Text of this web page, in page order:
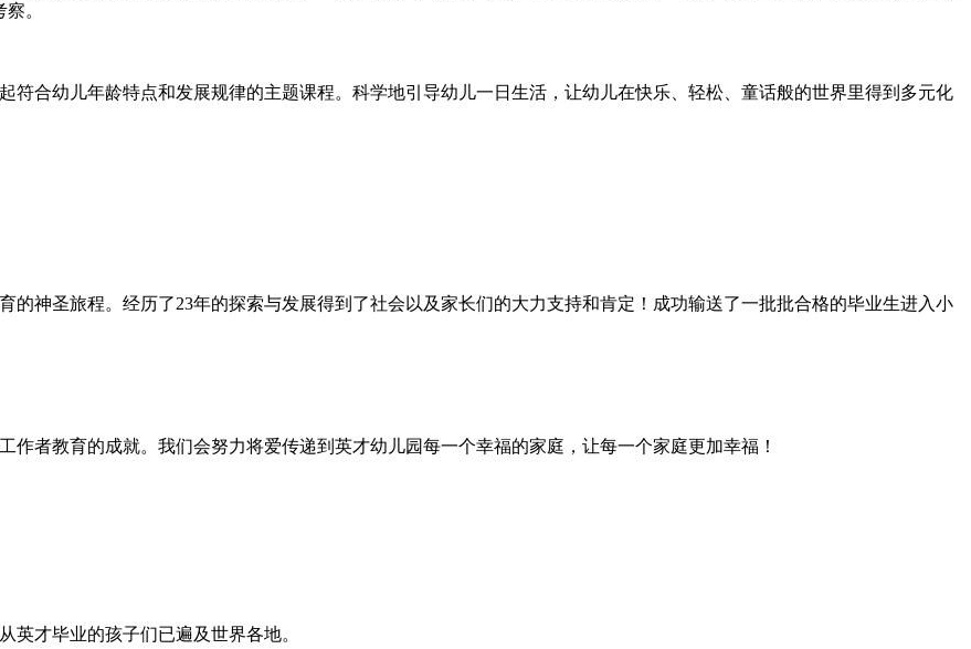
。
符合幼儿年龄特点和发展规律的主题课程。科学地引导幼儿一日生活，让幼儿在快乐、轻松、童话般的世界里得到多元化
的神圣旅程。经历了23年的探索与发展得到了社会以及家长们的大力支持和肯定！成功输送了一批批合格的毕业生进入小
者教育的成就。我们会努力将爱传递到英才幼儿园每一个幸福的家庭，让每一个家庭更加幸福！
英才毕业的孩子们已遍及世界各地。